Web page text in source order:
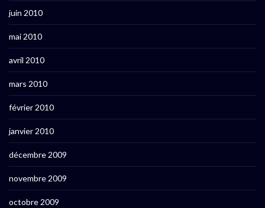
juin 2010
mai 2010
avril 2010
mars 2010
février 2010
janvier 2010
décembre 2009
novembre 2009
octobre 2009